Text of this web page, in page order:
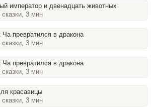
император и двенадцать животных
сказки, 3 мин
превратился в дракона
сказки, 3 мин
превратился в дракона
сказки, 3 мин
красавицы
сказки, 3 мин